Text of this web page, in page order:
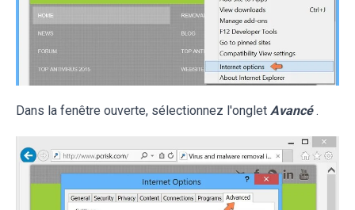
Dans la fenêtre ouverte, sélectionnez l'onglet Avancé .